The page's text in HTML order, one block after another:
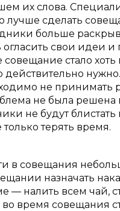
их слова.
лучше сделать
больше
огласить свои идеи
стало
действительно
не принимать
не была решена
не будут
терять время.
в совещания
назначать
налить всем чай,
время совещания